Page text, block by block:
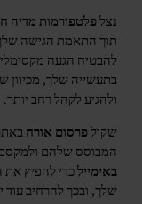
נצלפלטפורמות מדיה
תוך התאמת הגישה
להבטיח הגעה
בתעשייה שלך, מכיוון
ולהגיע לקהל רחב יותר.
שקולפרסום אורח
המבוסס שלהם
באימיילכדי להפיץ את
שלך, ובכך להרחיב עוד